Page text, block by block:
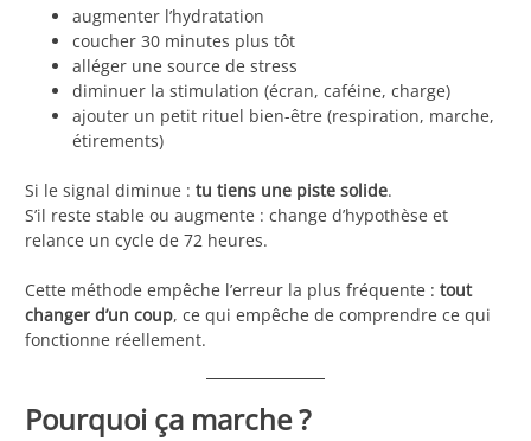
augmenter l’hydratation
coucher 30 minutes plus tôt
alléger une source de stress
diminuer la stimulation (écran, caféine, charge)
ajouter un petit rituel bien-être (respiration, marche,
étirements)
Si le signal diminue : tu tiens une piste solide.
S’il reste stable ou augmente : change d’hypothèse et
relance un cycle de 72 heures.
Cette méthode empêche l’erreur la plus fréquente : tout
changer d’un coup, ce qui empêche de comprendre ce qui
fonctionne réellement.
Pourquoi ça marche ?